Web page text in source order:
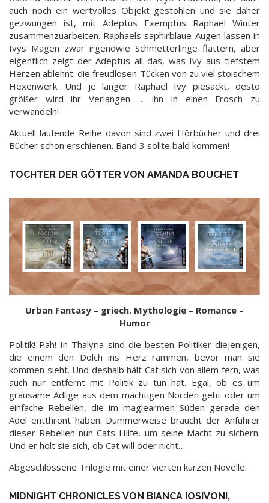
auch noch ein wertvolles Objekt gestohlen und sie daher
gezwungen ist, mit Adeptus Exemptus Raphael Winter
zusammenzuarbeiten. Raphaels saphirblaue Augen lassen in
Ivys Magen zwar irgendwie Schmetterlinge flattern, aber
eigentlich zeigt der Adeptus all das, was Ivy aus tiefstem
Herzen ablehnt: die freudlosen Tücken von zu viel stoischem
Hexenwerk. Und je länger Raphael Ivy piesackt, desto
größer wird ihr Verlangen … ihn in einen Frosch zu
verwandeln!
Aktuell laufende Reihe davon sind zwei Hörbücher und drei
Bücher schon erschienen. Band 3 sollte bald kommen!
TOCHTER DER GÖTTER VON AMANDA BOUCHET
Urban Fantasy – griech. Mythologie – Romance –
Humor
Politik! Pah! In Thalyria sind die besten Politiker diejenigen,
die einem den Dolch ins Herz rammen, bevor man sie
kommen sieht. Und deshalb hält Cat sich von allem fern, was
auch nur entfernt mit Politik zu tun hat. Egal, ob es um
grausame Adlige aus dem mächtigen Norden geht oder um
einfache Rebellen, die im magiearmen Süden gerade den
Adel entthront haben. Dummerweise braucht der Anführer
dieser Rebellen nun Cats Hilfe, um seine Macht zu sichern.
Und er holt sie sich, ob Cat will oder nicht…
Abgeschlossene Trilogie mit einer vierten kurzen Novelle.
MIDNIGHT CHRONICLES VON BIANCA IOSIVONI,